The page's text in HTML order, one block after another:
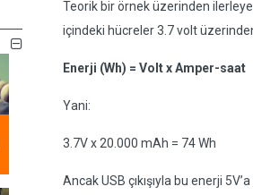
Teorik bir örnek üzerinden
içindeki hücreler 3.7 volt
Enerji (Wh) = Volt x Amper-saat
Yani:
3.7V x 20.000 mAh = 74 Wh
Ancak USB çıkışıyla bu enerji